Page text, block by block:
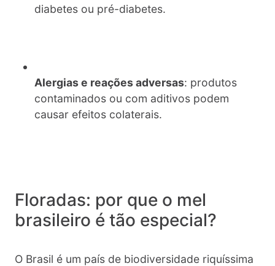
diabetes ou pré-diabetes.
Alergias e reações adversas: produtos
contaminados ou com aditivos podem
causar efeitos colaterais.
Floradas: por que o mel
brasileiro é tão especial?
O Brasil é um país de biodiversidade riquíssima